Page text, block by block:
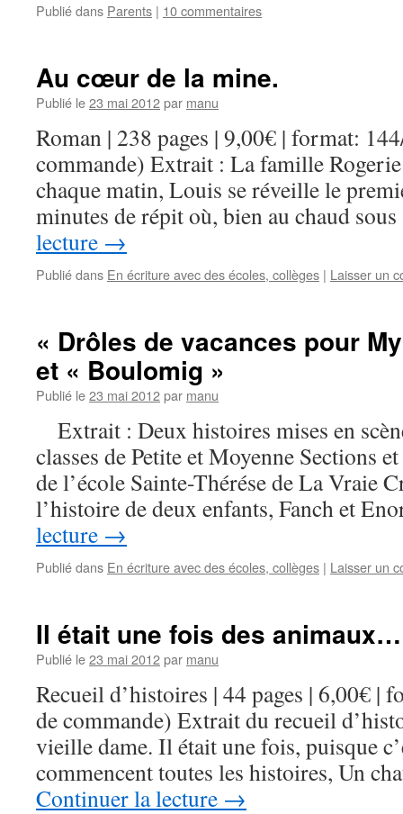
Publié dans Parents | 10 commentaires
Au cœur de la mine.
Publié le23 mai 2012par manu
Roman | 238 pages | 9,00€ | format:
commande) Extrait : La famille
chaque matin, Louis se réveille le
minutes de répit où, bien au chaud
lecture →
Publié dans En écriture avec des écoles, collèges | Laisser un
« Drôles de vacances pour
et « Boulomig »
Publié le23 mai 2012par manu
Extrait : Deux histoires mises en
classes de Petite et Moyenne Sections
de l’école Sainte-Thérése de La Vraie
l’histoire de deux enfants, Fanch et
lecture →
Publié dans En écriture avec des écoles, collèges | Laisser un
Il était une fois des animaux…
Publié le23 mai 2012par manu
Recueil d’histoires | 44 pages | 6,00€ |
de commande) Extrait du recueil
vieille dame. Il était une fois, puisque
commencent toutes les histoires, Un
Continuer la lecture →